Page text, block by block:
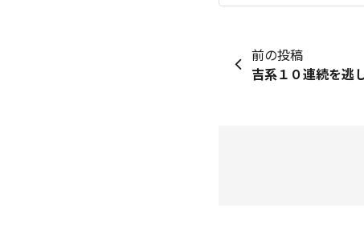
前の投稿